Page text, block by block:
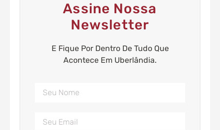
Assine Nossa
Newsletter
E Fique Por Dentro De Tudo Que
Acontece Em Uberlândia.